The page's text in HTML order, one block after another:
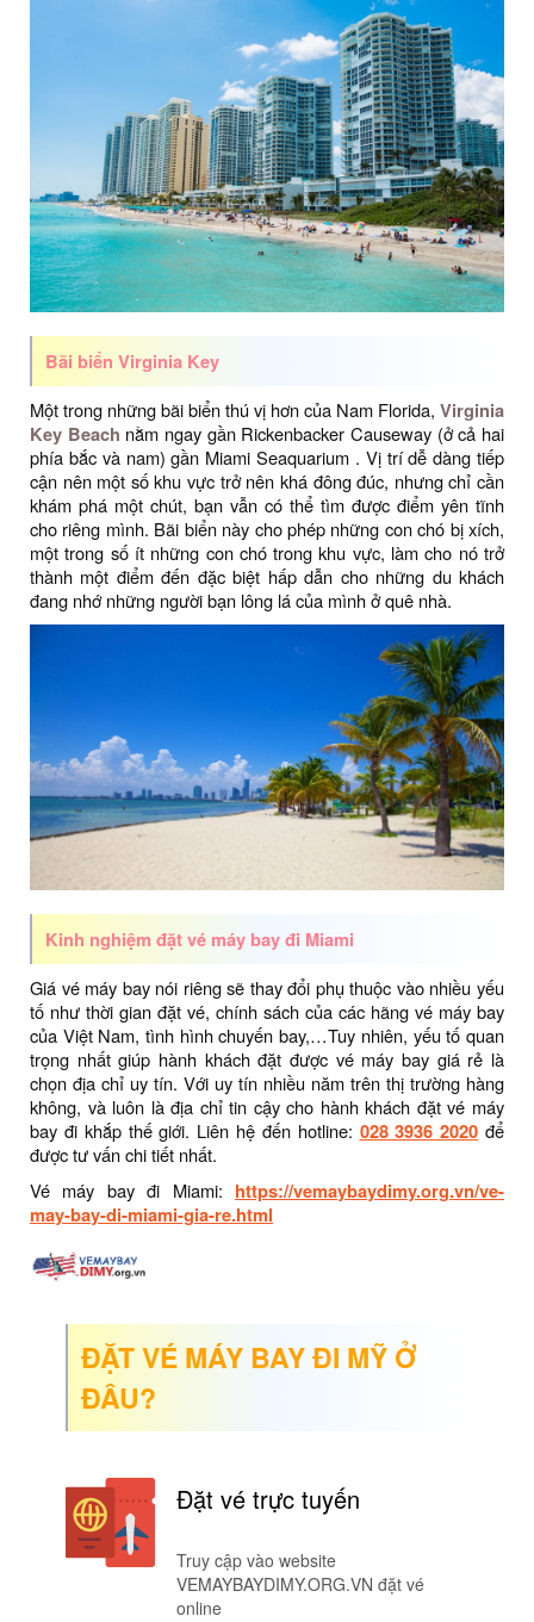
Bãi biển Virginia Key
Một trong những bãi biển thú vị hơn của Nam Florida, Virginia
Key Beach nằm ngay gần Rickenbacker Causeway (ở cả hai
phía bắc và nam) gần Miami Seaquarium . Vị trí dễ dàng tiếp
cận nên một số khu vực trở nên khá đông đúc, nhưng chỉ cần
khám phá một chút, bạn vẫn có thể tìm được điểm yên tĩnh
cho riêng mình. Bãi biển này cho phép những con chó bị xích,
một trong số ít những con chó trong khu vực, làm cho nó trở
thành một điểm đến đặc biệt hấp dẫn cho những du khách
đang nhớ những người bạn lông lá của mình ở quê nhà.
Kinh nghiệm đặt vé máy bay đi Miami
Giá vé máy bay nói riêng sẽ thay đổi phụ thuộc vào nhiều yếu
tố như thời gian đặt vé, chính sách của các hãng vé máy bay
của Việt Nam, tình hình chuyến bay,…Tuy nhiên, yếu tố quan
trọng nhất giúp hành khách đặt được vé máy bay giá rẻ là
chọn địa chỉ uy tín. Với uy tín nhiều năm trên thị trường hàng
không, và luôn là địa chỉ tin cậy cho hành khách đặt vé máy
bay đi khắp thế giới. Liên hệ đến hotline: 028 3936 2020 để
được tư vấn chi tiết nhất.
Vé máy bay đi Miami: https://vemaybaydimy.org.vn/ve-
may-bay-di-miami-gia-re.html
ĐẶT VÉ MÁY BAY ĐI MỸ Ở
ĐÂU?
Đặt vé trực tuyến
Truy cập vào website
VEMAYBAYDIMY.ORG.VN đặt vé
online